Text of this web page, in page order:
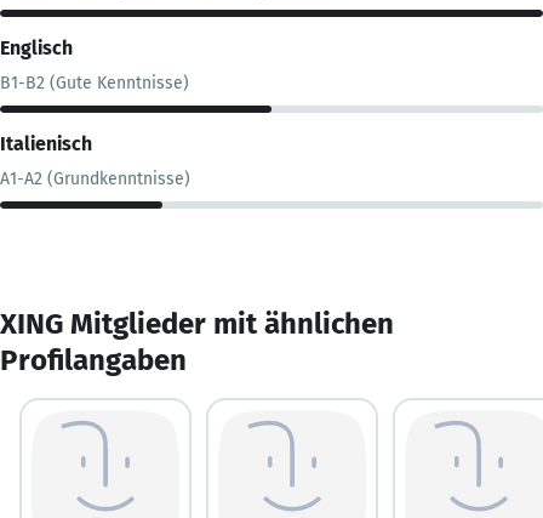
Englisch
B1-B2 (Gute Kenntnisse)
Italienisch
A1-A2 (Grundkenntnisse)
XING Mitglieder mit ähnlichen
Profilangaben